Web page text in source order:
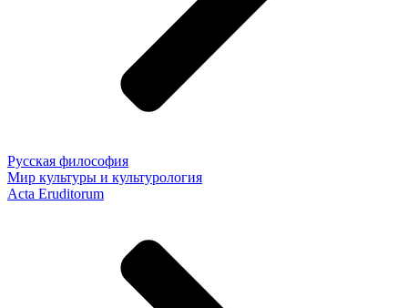
Русская философия
Мир культуры и культурология
Acta Eruditorum